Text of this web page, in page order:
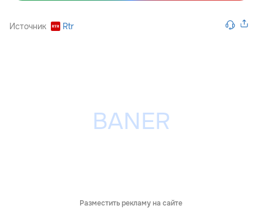
Источник Rtr
Разместить рекламу на сайте